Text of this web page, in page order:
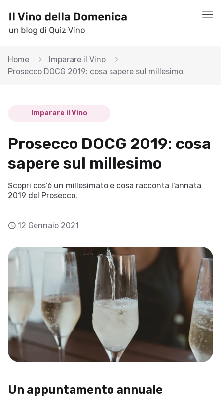
Home
Imparare il Vino
Prosecco DOCG 2019: cosa sapere sul millesimo
Imparare il Vino
Prosecco DOCG 2019: cosa
sapere sul millesimo
Scopri cos’è un millesimato e cosa racconta l’annata
2019 del Prosecco.
12 Gennaio 2021
Un appuntamento annuale